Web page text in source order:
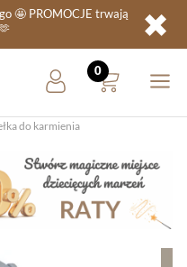
🤩 PROMOCJE trwają
✖
do karmienia